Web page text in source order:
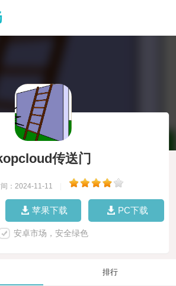
传送门
：2024-11-11
苹果下载 PC下载
安卓市场，安全绿色
排行